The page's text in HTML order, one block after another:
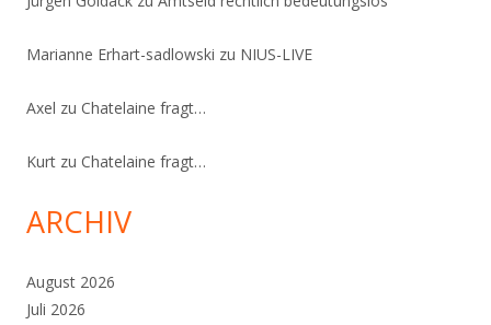
Marianne Erhart-sadlowski zu NIUS-LIVE
Axel zu Chatelaine fragt…
Kurt zu Chatelaine fragt…
ARCHIV
August 2026
Juli 2026